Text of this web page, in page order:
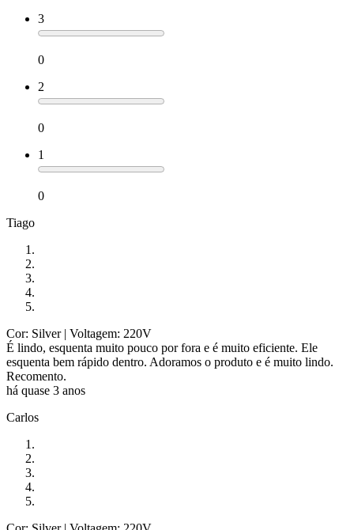
3
0
2
0
1
0
Tiago
Cor: Silver| Voltagem: 220V
É lindo, esquenta muito pouco por fora e é muito eficiente. Ele
esquenta bem rápido dentro. Adoramos o produto e é muito lindo.
Recomento.
há quase 3 anos
Carlos